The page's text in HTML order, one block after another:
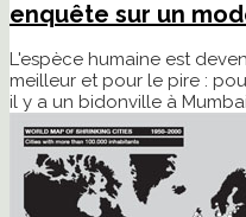
enquête sur un
L'espèce humaine est
meilleur et pour le pire :
il y a un bidonville à Mumbai.